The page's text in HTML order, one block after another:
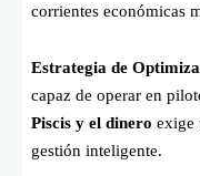
corrientes económicas
Estrategia de
capaz de operar en
Piscis y el dinero exige
gestión inteligente.